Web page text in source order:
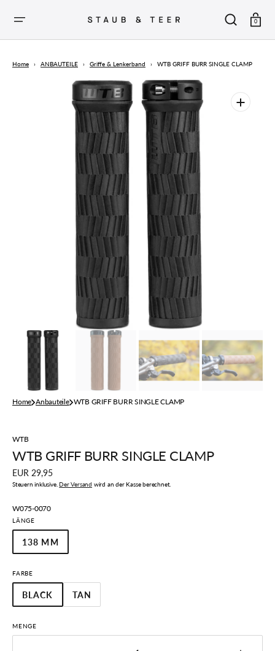
SPRINGEN
0
Home › ANBAUTEILE › Griffe & Lenkerband › WTB GRIFF BURR SINGLE CLAMP
Öffnen
Sie
vorgestellten
Medien
Galerieansicht
Home Anbauteile WTB GRIFF BURR SINGLE CLAMP
WTB
WTB GRIFF BURR SINGLE CLAMP
Regulärer
Preis
EUR 29,95
Steuern inklusive. Der Versand wird an der Kasse berechnet.
Artikelnummer:
W075-0070
LÄNGE
138 MMVARIANTE
NICHT
VERFÜGBAR
FARBE
BLACKVARIANTE
NICHT
TANVARIANTE
NICHT
MENGE